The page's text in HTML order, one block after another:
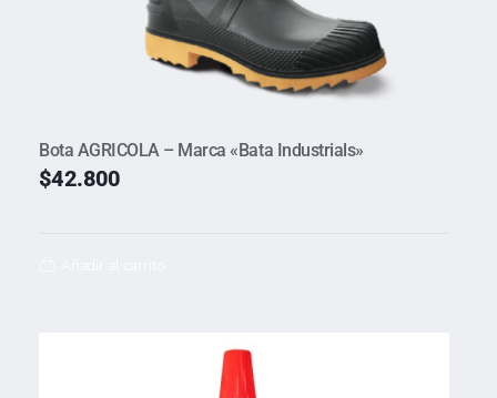
Bota AGRICOLA – Marca «Bata Industrials»
$42.800